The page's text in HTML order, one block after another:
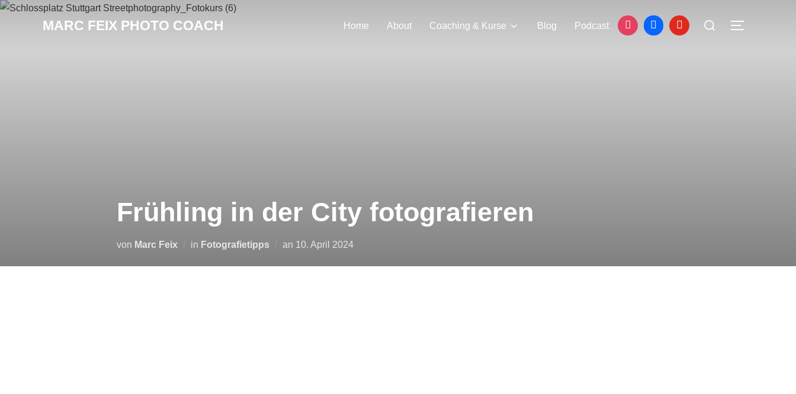
MARC FEIX PHOTO COACH Home About Coaching & Kurse Blog Podcast
Frühling in der City fotografieren
von Marc Feix in Fotografietipps an 10. April 2024